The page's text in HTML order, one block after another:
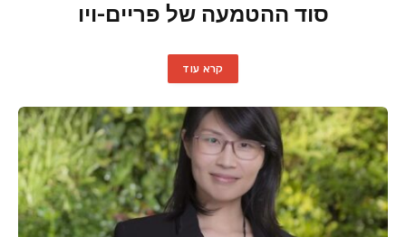
סוד ההטמעה של פריים-ויו
קרא עוד